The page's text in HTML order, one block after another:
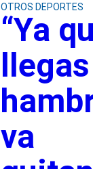
OTROS DEPORTES
“Ya
va